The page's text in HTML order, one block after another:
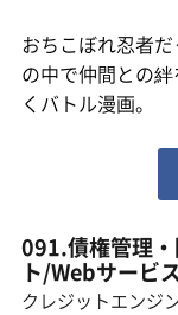
おちこぼれ忍者
の中で仲間との
くバトル漫画。
091.債権管理
ト/Webサービ
クレジットエンジ